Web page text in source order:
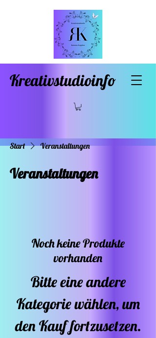
Kreativstudioinfo
Start Veranstaltungen
Veranstaltungen
Noch keine Produkte
vorhanden
Bitte eine andere
Kategorie wählen, um
den Kauf fortzusetzen.